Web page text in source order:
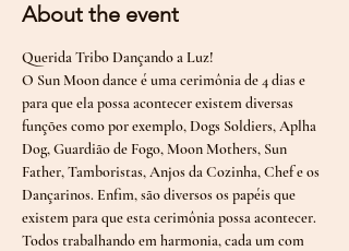
About the event
Querida Tribo Dançando a Luz!
O Sun Moon dance é uma cerimônia de 4 dias e
para que ela possa acontecer existem diversas
funções como por exemplo, Dogs Soldiers, Aplha
Dog, Guardião de Fogo, Moon Mothers, Sun
Father, Tamboristas, Anjos da Cozinha, Chef e os
Dançarinos. Enfim, são diversos os papéis que
existem para que esta cerimônia possa acontecer.
Todos trabalhando em harmonia, cada um com